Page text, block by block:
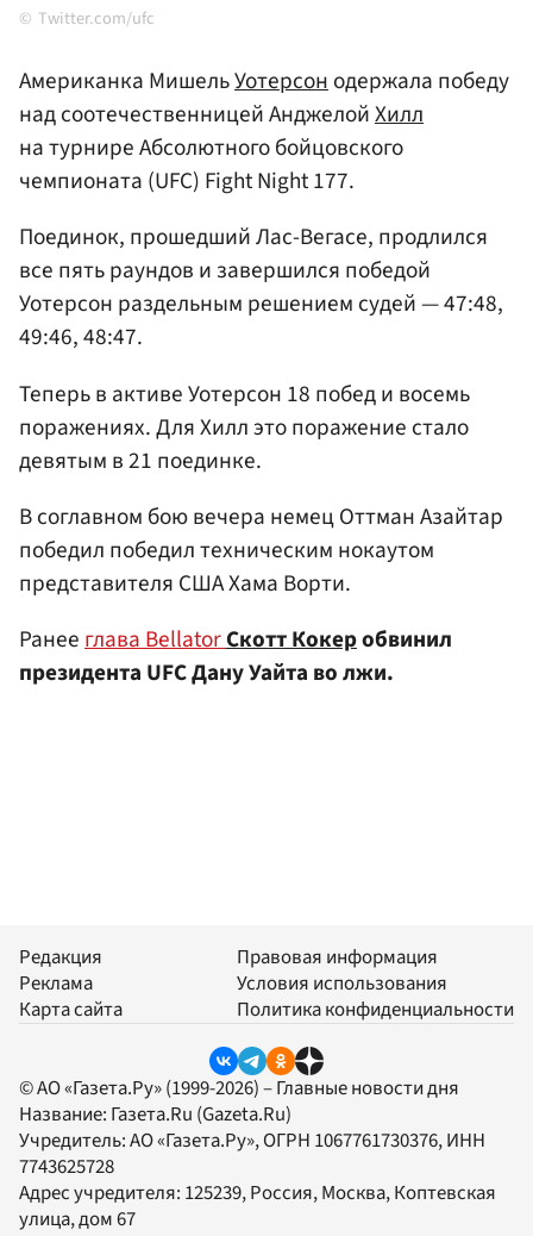
Тwitter.com/ufc
Американка МишельУотерсонодержала победу
над соотечественницей АнджелойХилл
на турнире Абсолютного бойцовского
чемпионата (UFC) Fight Night 177.
Поединок, прошедший Лас-Вегасе, продлился
все пять раундов и завершился победой
Уотерсон раздельным решением судей — 47:48,
49:46, 48:47.
Теперь в активе Уотерсон 18 побед и восемь
поражениях. Для Хилл это поражение стало
девятым в 21 поединке.
В соглавном бою вечера немец Оттман Азайтар
победил победил техническим нокаутом
представителя США Хама Ворти.
Ранееглава BellatorСкотт Кокеробвинил
президента UFC Дану Уайта во лжи.
Редакция
Реклама
Карта сайта
Правовая информация
Условия использования
Политика конфиденциальности
© АО «Газета.Ру» (1999-2026) – Главные новости дня
Название: Газета.Ru (Gazeta.Ru)
Учредитель:АО «Газета.Ру», ОГРН 1067761730376, ИНН
7743625728
Адрес учредителя: 125239, Россия, Москва, Коптевская
улица, дом 67